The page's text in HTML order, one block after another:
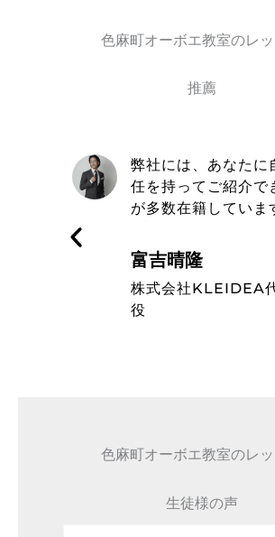
色麻町オーボエ教室のレ
推薦
取材を通してトミヨ
エ教室の信念や在籍
ミュージシャンのレ
藤波辰爾
タレント
色麻町オーボエ教室のレ
生徒様の声